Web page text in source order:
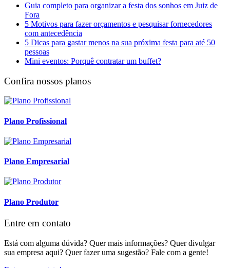
Guia completo para organizar a festa dos sonhos em Juiz de
Fora
5 Motivos para fazer orçamentos e pesquisar fornecedores
com antecedência
5 Dicas para gastar menos na sua próxima festa para até 50
pessoas
Mini eventos: Porquê contratar um buffet?
Confira nossos planos
Plano Profissional
Plano Empresarial
Plano Produtor
Entre em contato
Está com alguma dúvida? Quer mais informações? Quer divulgar
sua empresa aqui? Quer fazer uma sugestão? Fale com a gente!